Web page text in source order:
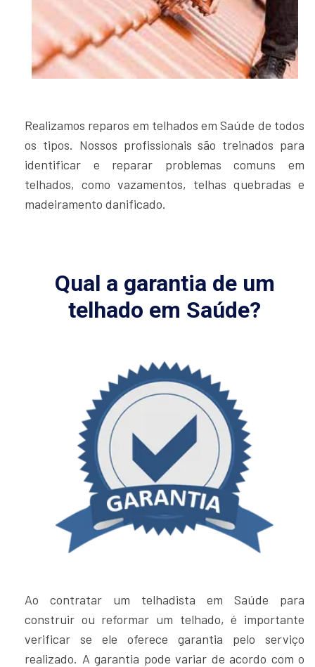
Realizamos reparos em telhados em Saúde de todos
os tipos. Nossos profissionais são treinados para
identificar e reparar problemas comuns em
telhados, como vazamentos, telhas quebradas e
madeiramento danificado.
Qual a garantia de um
telhado em Saúde?
Ao contratar um telhadista em Saúde para
construir ou reformar um telhado, é importante
verificar se ele oferece garantia pelo serviço
realizado. A garantia pode variar de acordo com o